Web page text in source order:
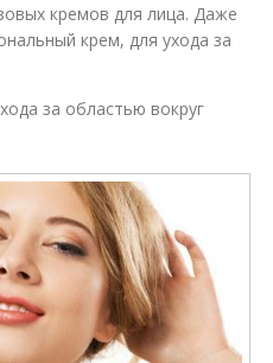
кремов для лица. Даже
крем, для ухода за
за областью вокруг